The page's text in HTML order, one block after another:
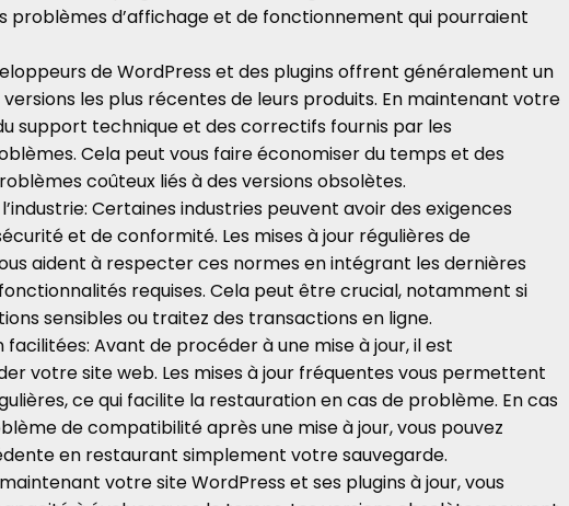
problèmes d’affichage et de fonctionnement qui pourraient
de WordPress et des plugins offrent généralement un
les plus récentes de leurs produits. En maintenant votre
support technique et des correctifs fournis par les
Cela peut vous faire économiser du temps et des
coûteux liés à des versions obsolètes.
Certaines industries peuvent avoir des exigences
et de conformité. Les mises à jour régulières de
aident à respecter ces normes en intégrant les dernières
requises. Cela peut être crucial, notamment si
sensibles ou traitez des transactions en ligne.
Avant de procéder à une mise à jour, il est
votre site web. Les mises à jour fréquentes vous permettent
ce qui facilite la restauration en cas de problème. En cas
de compatibilité après une mise à jour, vous pouvez
en restaurant simplement votre sauvegarde.
votre site WordPress et ses plugins à jour, vous